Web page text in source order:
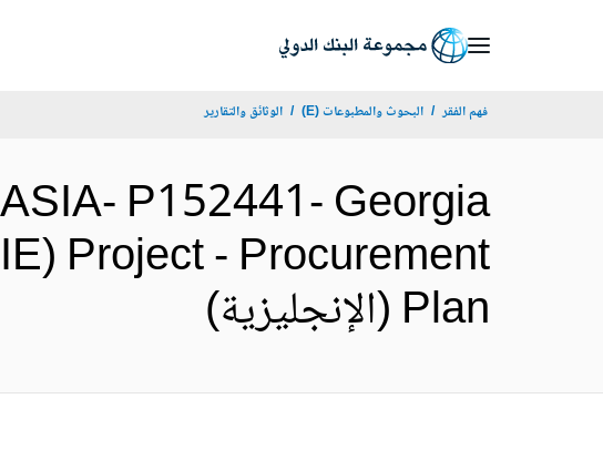
فهم الفقر البحوث والمطبوعات (E) الوثائق والتقارير
P152441- Georgia
Project - Procurement
Plan (الإنجليزية)